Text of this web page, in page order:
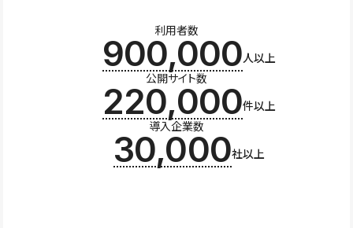
利用者数
900,000人以上
公開サイト数
220,000件以上
導入企業数
30,000社以上